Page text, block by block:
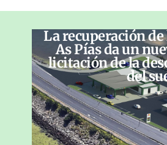
La recuperación
As Pías da un
licitación de la
del